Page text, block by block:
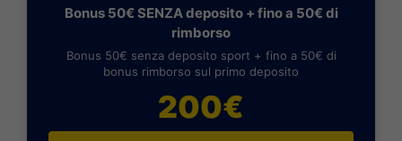
Bonus 50€ SENZA deposito + fino a 50€ di
rimborso
Bonus 50€ senza deposito sport + fino a 50€ di
bonus rimborso sul primo deposito
200€